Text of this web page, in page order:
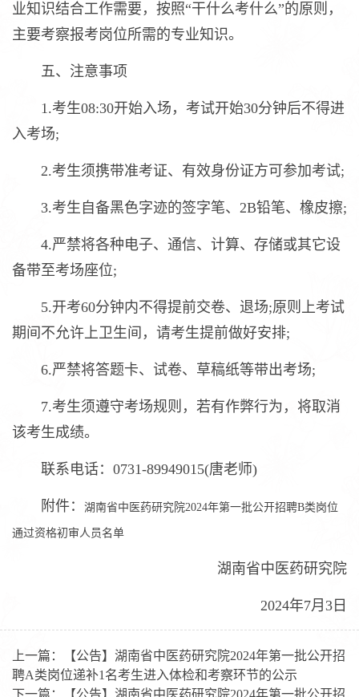
业知识结合工作需要，按照“干什么考什么”的原则，
主要考察报考岗位所需的专业知识。
五、注意事项
1.考生08:30开始入场，考试开始30分钟后不得进
入考场;
2.考生须携带准考证、有效身份证方可参加考试;
3.考生自备黑色字迹的签字笔、2B铅笔、橡皮擦;
4.严禁将各种电子、通信、计算、存储或其它设
备带至考场座位;
5.开考60分钟内不得提前交卷、退场;原则上考试
期间不允许上卫生间，请考生提前做好安排;
6.严禁将答题卡、试卷、草稿纸等带出考场;
7.考生须遵守考场规则，若有作弊行为，将取消
该考生成绩。
联系电话：0731-89949015(唐老师)
附件： 湖南省中医药研究院2024年第一批公开招聘B类岗位
通过资格初审人员名单
湖南省中医药研究院
2024年7月3日
上一篇：
【公告】湖南省中医药研究院2024年第一批公开招
聘A类岗位递补1名考生进入体检和考察环节的公示
下一篇：
【公告】湖南省中医药研究院2024年第一批公开招